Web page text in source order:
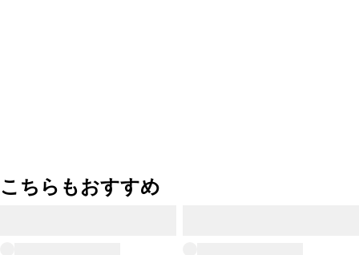
こちらもおすすめ